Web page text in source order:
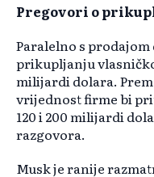
Pregovori o
Paralelno s
prikupljanju
milijardi dolara.
vrijednost firme bi
120 i 200 milijardi
razgovora.
Musk je ranije